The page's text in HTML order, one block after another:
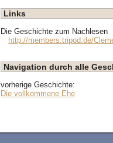
Links
Die Geschichte zum Nachlesen
http://members.tripod.de/
Navigation durch alle
vorherige Geschichte:
Die vollkommene Ehe